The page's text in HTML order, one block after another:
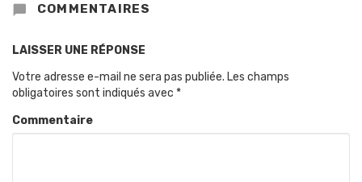
COMMENTAIRES
LAISSER UNE RÉPONSE
Votre adresse e-mail ne sera pas publiée. Les champs
obligatoires sont indiqués avec *
Commentaire